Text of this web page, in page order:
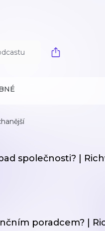
společnosti? |
poradcem? |